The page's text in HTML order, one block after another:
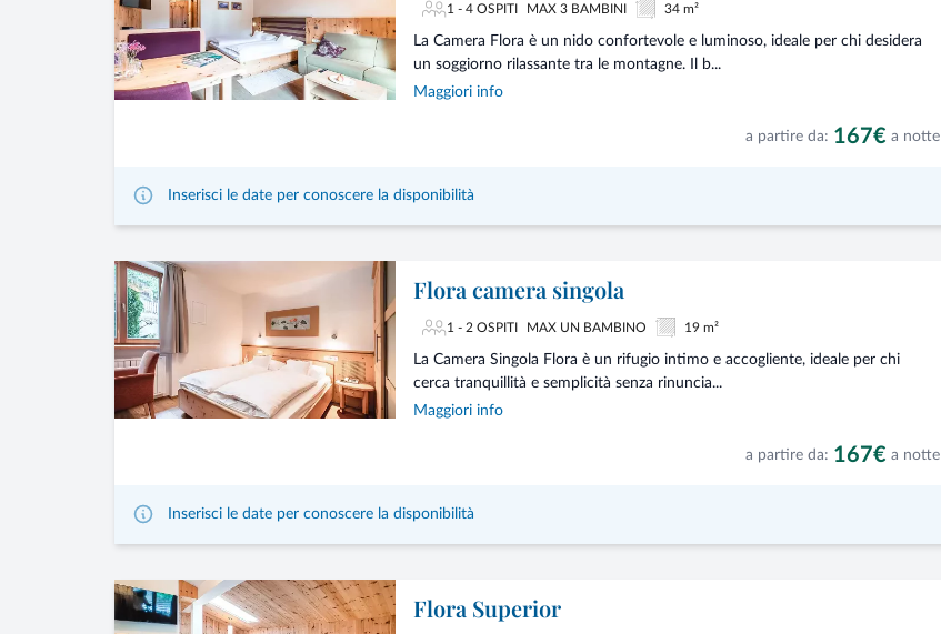
1 - 4 OSPITI MAX 3 BAMBINI 34 m²
La Camera Flora è un nido confortevole e luminoso, ideale per chi desidera
un soggiorno rilassante tra le montagne. Il b...
Maggiori info
a partire da: 167€ a notte
Inserisci le date per conoscere la disponibilità
Flora camera singola
1 - 2 OSPITI MAX UN BAMBINO 19 m²
La Camera Singola Flora è un rifugio intimo e accogliente, ideale per chi
cerca tranquillità e semplicità senza rinuncia...
Maggiori info
a partire da: 167€ a notte
Inserisci le date per conoscere la disponibilità
Flora Superior